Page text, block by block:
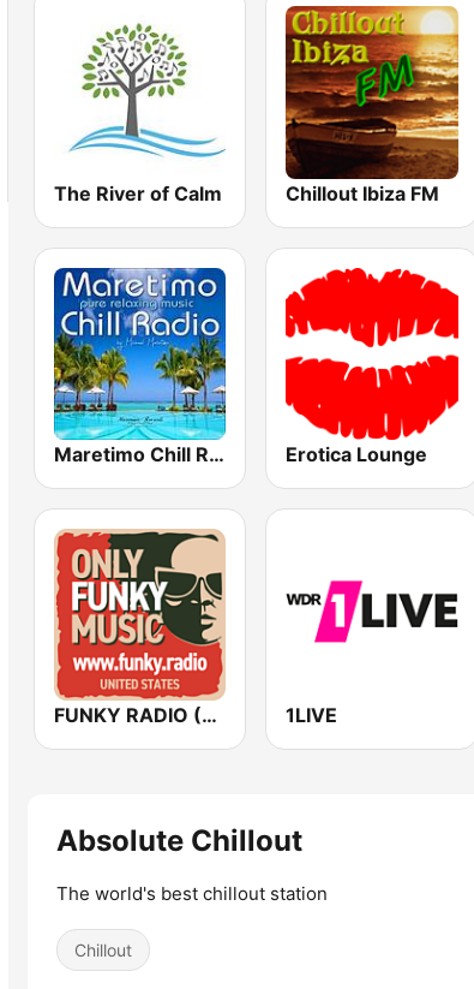
The River of Calm Chillout Ibiza FM
Maretimo Chill Radio Erotica Lounge
FUNKY RADIO (USA) 1LIVE
Absolute Chillout
The world's best chillout station
Chillout